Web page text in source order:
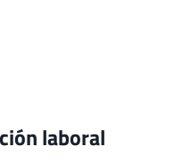
laboral